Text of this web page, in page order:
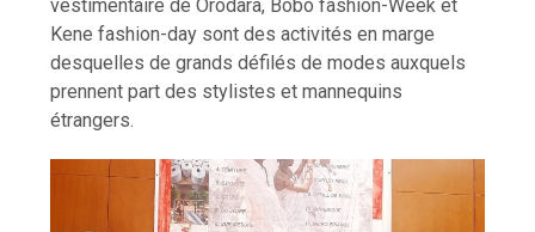
vestimentaire de Orodara, Bobo fashion-Week et
Kene fashion-day sont des activités en marge
desquelles de grands défilés de modes auxquels
prennent part des stylistes et mannequins
étrangers.